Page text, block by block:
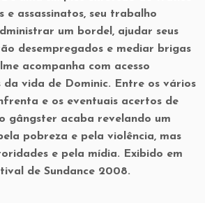
e assassinatos, seu trabalho
um bordel, ajudar seus
desempregados e mediar brigas
acompanha com acesso
vida de Dominic. Entre os vários
e os eventuais acertos de
gângster acaba revelando um
pobreza e pela violência, mas
e pela mídia. Exibido em
de Sundance 2008.